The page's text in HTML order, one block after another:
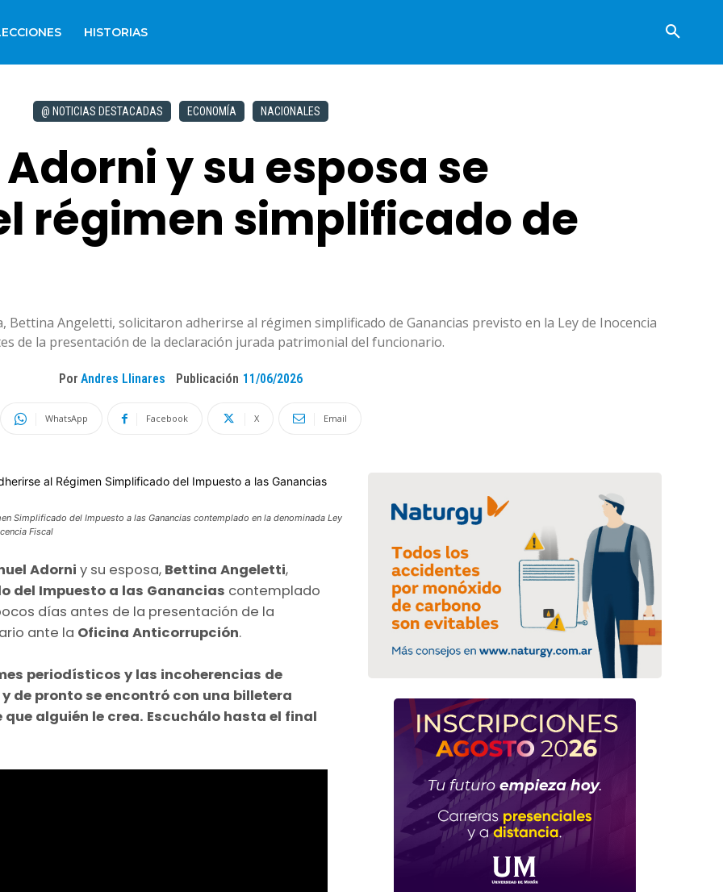
HISTORIAS
@ NOTICIAS DESTACADAS ECONOMÍA NACIONALES
y su esposa se
régimen simplificado de
Bettina Angeletti, solicitaron adherirse al régimen simplificado de Ganancias previsto en la Ley de Inocencia
de la presentación de la declaración jurada patrimonial del funcionario.
Por Andres Llinares Publicación 11/06/2026
WhatsApp Facebook X Email
Simplificado del Impuesto a las Ganancias contemplado en la denominada Ley
Fiscal
Adorni y su esposa, Bettina Angeletti,
del Impuesto a las Ganancias contemplado
días antes de la presentación de la
ante la Oficina Anticorrupción.
periodísticos y las incoherencias de
de pronto se encontró con una billetera
alguién le crea. Escuchálo hasta el final